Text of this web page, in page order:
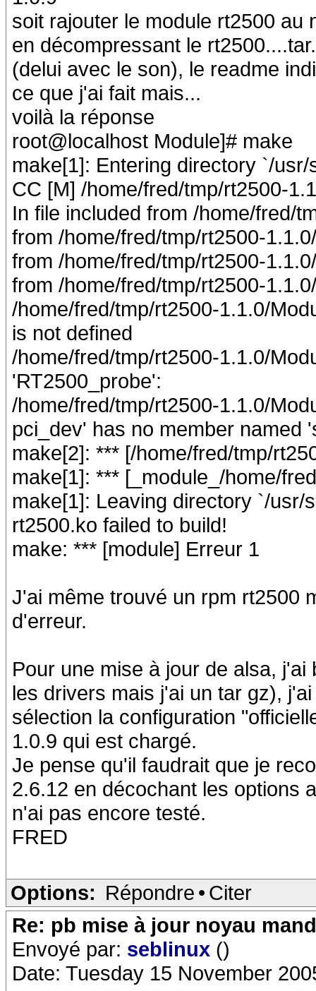
soit rajouter le module rt2500 au
en décompressant le
(delui avec le son), le readme
ce que j'ai fait mais...
voilà la réponse
root@localhost Module]# make
make[1]: Entering directory `/
CC [M] /home/fred/tmp/rt2500-
In file included from /home/fred/
from /home/fred/tmp/rt2500-
from /home/fred/tmp/rt2500-
from /home/fred/tmp/rt2500-
/home/fred/tmp/rt2500-1.1.0/
is not defined
/home/fred/tmp/rt2500-1.1.0/
'RT2500_probe':
/home/fred/tmp/rt2500-1.1.0/
pci_dev' has no member named
make[2]: *** [/home/fred/tmp/
make[1]: *** [_module_/home/
make[1]: Leaving directory `/usr/
rt2500.ko failed to build!
make: *** [module] Erreur 1
J'ai même trouvé un rpm rt2500
d'erreur.
Pour une mise à jour de alsa,
les drivers mais j'ai un tar gz),
sélection la configuration
1.0.9 qui est chargé.
Je pense qu'il faudrait que je
2.6.12 en décochant les options
n'ai pas encore testé.
FRED
Options: Répondre • Citer
Re: pb mise à jour noyau
Envoyé par: seblinux ()
Date: Tuesday 15 November